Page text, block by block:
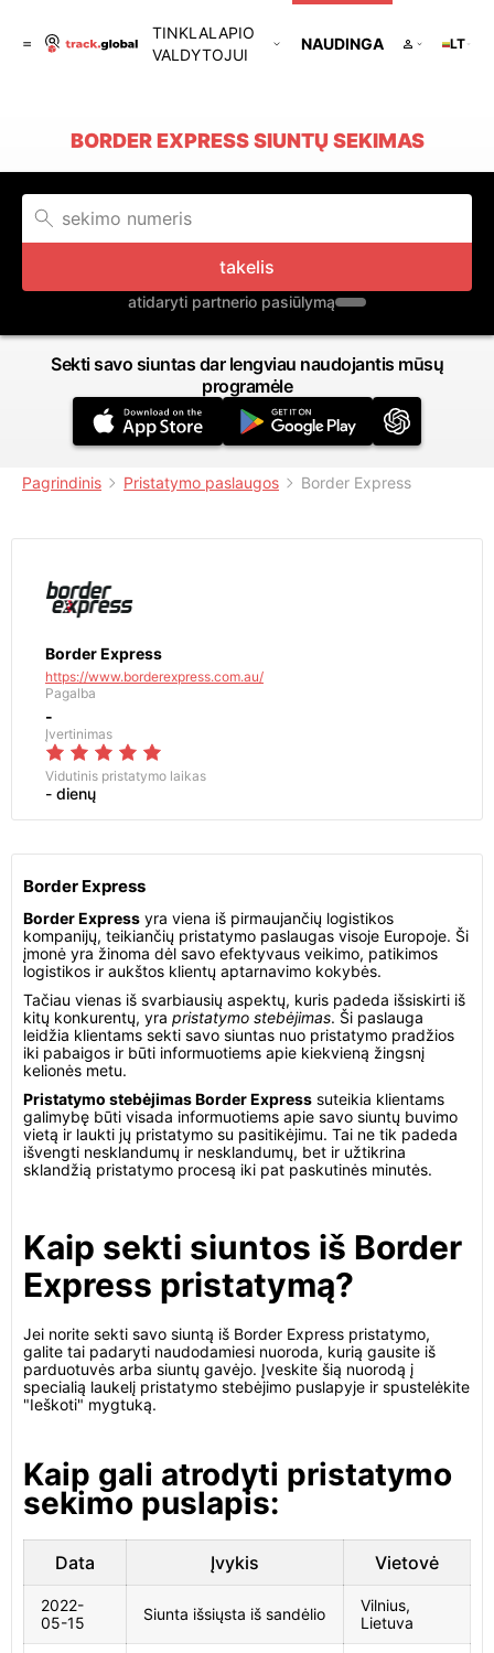
TINKLALAPIO
VALDYTOJUI
NAUDINGA LT
BORDER EXPRESS SIUNTŲ SEKIMAS
takelis
atidaryti partnerio pasiūlymą
Sekti savo siuntas dar lengviau naudojantis mūsų
programėle
Pagrindinis Pristatymo paslaugos Border Express
Border Express
https://www.borderexpress.com.au/
Pagalba
-
Įvertinimas
Vidutinis pristatymo laikas
- dienų
Border Express
Border Express yra viena iš pirmaujančių logistikos
kompanijų, teikiančių pristatymo paslaugas visoje Europoje. Ši
įmonė yra žinoma dėl savo efektyvaus veikimo, patikimos
logistikos ir aukštos klientų aptarnavimo kokybės.
Tačiau vienas iš svarbiausių aspektų, kuris padeda išsiskirti iš
kitų konkurentų, yra pristatymo stebėjimas. Ši paslauga
leidžia klientams sekti savo siuntas nuo pristatymo pradžios
iki pabaigos ir būti informuotiems apie kiekvieną žingsnį
kelionės metu.
Pristatymo stebėjimas Border Express suteikia klientams
galimybę būti visada informuotiems apie savo siuntų buvimo
vietą ir laukti jų pristatymo su pasitikėjimu. Tai ne tik padeda
išvengti nesklandumų ir nesklandumų, bet ir užtikrina
sklandžią pristatymo procesą iki pat paskutinės minutės.
Kaip sekti siuntos iš Border
Express pristatymą?
Jei norite sekti savo siuntą iš Border Express pristatymo,
galite tai padaryti naudodamiesi nuoroda, kurią gausite iš
parduotuvės arba siuntų gavėjo. Įveskite šią nuorodą į
specialią laukelį pristatymo stebėjimo puslapyje ir spustelėkite
"Ieškoti" mygtuką.
Kaip gali atrodyti pristatymo
sekimo puslapis:
Data Įvykis Vietovė
2022-
05-15
Siunta išsiųsta iš sandėlio
Vilnius,
Lietuva